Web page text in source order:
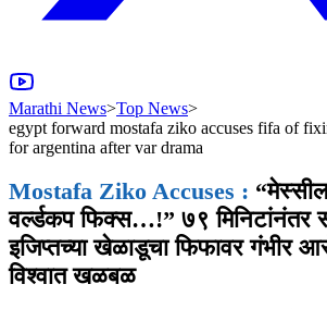
Marathi News>Top News>
egypt forward mostafa ziko accuses fifa of
for argentina after var drama
Mostafa Ziko Accuses :
वर्ल्डकप फिक्स…!” ७९ मिनिटांनंतर
इजिप्तच्या खेळाडूचा फिफावर गंभीर
विश्वात खळबळ